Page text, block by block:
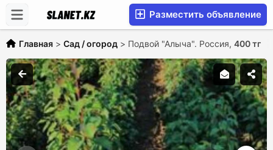
Разместить объявление
Главная > Сад / огород > Подвой "Алыча". Россия, 400 тг